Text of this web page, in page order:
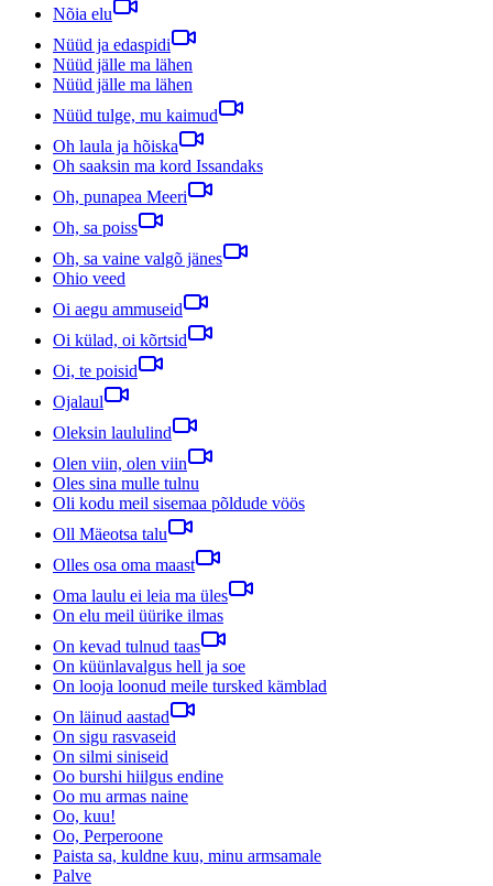
Nõia elu
Nüüd ja edaspidi
Nüüd jälle ma lähen
Nüüd jälle ma lähen
Nüüd tulge, mu kaimud
Oh laula ja hõiska
Oh saaksin ma kord Issandaks
Oh, punapea Meeri
Oh, sa poiss
Oh, sa vaine valgõ jänes
Ohio veed
Oi aegu ammuseid
Oi külad, oi kõrtsid
Oi, te poisid
Ojalaul
Oleksin laululind
Olen viin, olen viin
Oles sina mulle tulnu
Oli kodu meil sisemaa põldude vöös
Oll Mäeotsa talu
Olles osa oma maast
Oma laulu ei leia ma üles
On elu meil üürike ilmas
On kevad tulnud taas
On küünlavalgus hell ja soe
On looja loonud meile tursked kämblad
On läinud aastad
On sigu rasvaseid
On silmi siniseid
Oo burshi hiilgus endine
Oo mu armas naine
Oo, kuu!
Oo, Perperoone
Paista sa, kuldne kuu, minu armsamale
Palve